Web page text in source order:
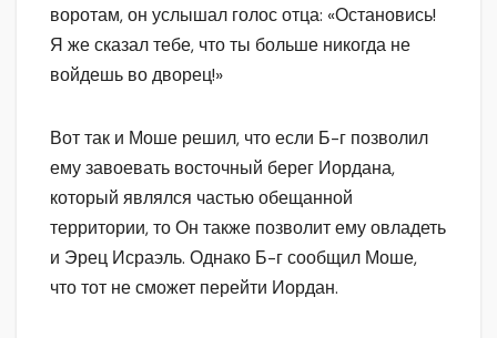
воротам, он услышал голос отца: «Остановись!
Я же сказал тебе, что ты больше никогда не
войдешь во дворец!»
Вот так и Моше решил, что если Б-г позволил
ему завоевать восточный берег Иордана,
который являлся частью обещанной
территории, то Он также позволит ему овладеть
и Эрец Исраэль. Однако Б-г сообщил Моше,
что тот не сможет перейти Иордан.